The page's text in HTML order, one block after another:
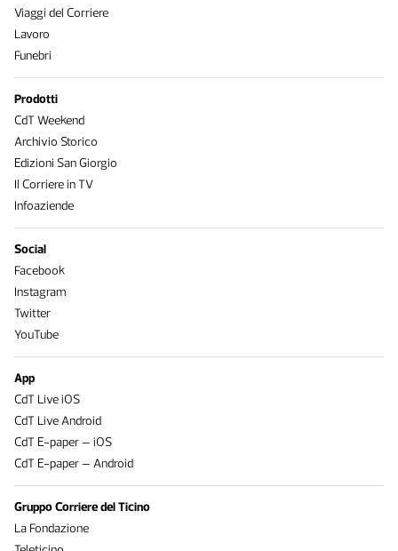
Viaggi del Corriere
Lavoro
Funebri
Prodotti
CdT Weekend
Archivio Storico
Edizioni San Giorgio
Il Corriere in TV
Infoaziende
Social
Facebook
Instagram
Twitter
YouTube
App
CdT Live iOS
CdT Live Android
CdT E-paper – iOS
CdT E-paper – Android
Gruppo Corriere del Ticino
La Fondazione